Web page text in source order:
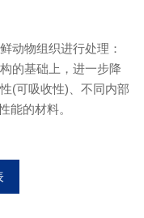
加入我们
组织修复
动物组织进行处理：
的基础上，进一步降
(可吸收性)、不同内部
能的材料。